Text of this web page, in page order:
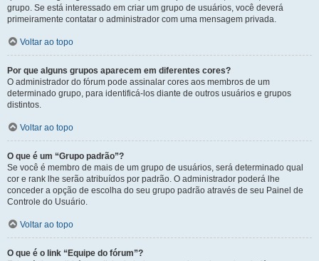
grupo. Se está interessado em criar um grupo de usuários, você deverá
primeiramente contatar o administrador com uma mensagem privada.
Voltar ao topo
Por que alguns grupos aparecem em diferentes cores?
O administrador do fórum pode assinalar cores aos membros de um
determinado grupo, para identificá-los diante de outros usuários e grupos
distintos.
Voltar ao topo
O que é um “Grupo padrão”?
Se você é membro de mais de um grupo de usuários, será determinado qual
cor e rank lhe serão atribuídos por padrão. O administrador poderá lhe
conceder a opção de escolha do seu grupo padrão através de seu Painel de
Controle do Usuário.
Voltar ao topo
O que é o link “Equipe do fórum”?